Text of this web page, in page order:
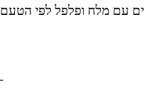
עם מלח ופלפל לפי הטעם